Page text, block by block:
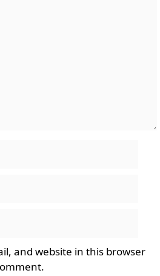
and website in this browser